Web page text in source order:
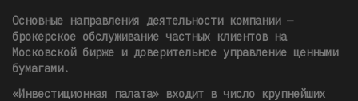
Основные направления деятельности компании —
брокерское обслуживание частных клиентов на
Московской бирже и доверительное управление ценными
бумагами.
«Инвестиционная палата» входит в число крупнейших